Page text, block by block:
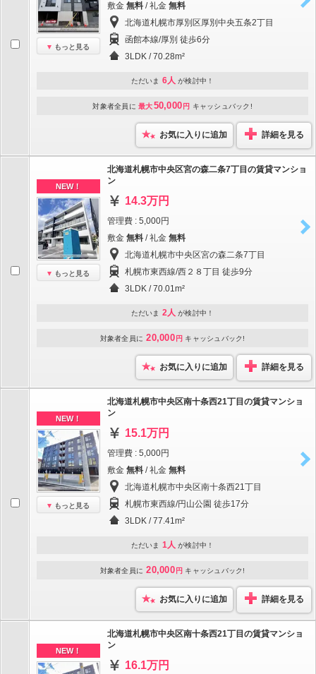
もっと見る
敷金 無料 / 礼金 無料
北海道札幌市厚別区厚別中央五条2丁目
函館本線/厚別 徒歩6分
3LDK / 70.28m²
ただいま 6人 が検討中！
対象者全員に 最大50,000 円 キャッシュバック!
お気に入りに追加 詳細を見る
NEW！
もっと見る
北海道札幌市中央区宮の森二条7丁目の賃貸マンショ
ン
14.3万円
管理費 : 5,000円
敷金 無料 / 礼金 無料
北海道札幌市中央区宮の森二条7丁目
札幌市東西線/西２８丁目 徒歩9分
3LDK / 70.01m²
ただいま 2人 が検討中！
対象者全員に 20,000 円 キャッシュバック!
お気に入りに追加 詳細を見る
NEW！
もっと見る
北海道札幌市中央区南十条西21丁目の賃貸マンショ
ン
15.1万円
管理費 : 5,000円
敷金 無料 / 礼金 無料
北海道札幌市中央区南十条西21丁目
札幌市東西線/円山公園 徒歩17分
3LDK / 77.41m²
ただいま 1人 が検討中！
対象者全員に 20,000 円 キャッシュバック!
お気に入りに追加 詳細を見る
NEW！
北海道札幌市中央区南十条西21丁目の賃貸マンショ
ン
16.1万円